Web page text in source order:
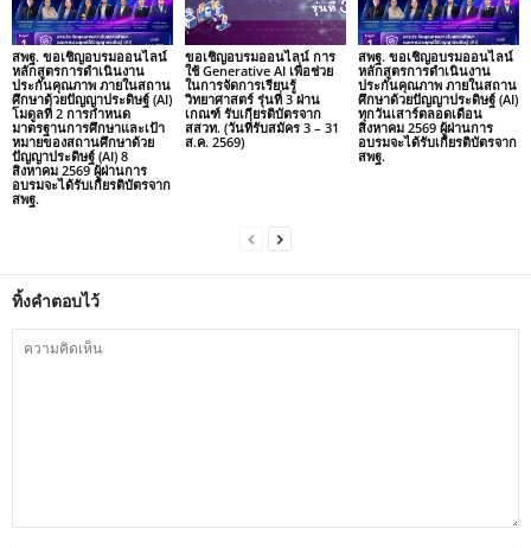
สพฐ. ขอเชิญอบรมออนไลน์
หลักสูตรการดำเนินงาน
ประกันคุณภาพ ภายในสถาน
ศึกษาด้วยปัญญาประดิษฐ์ (AI)
โมดูลที่ 2 การกำหนด
มาตรฐานการศึกษาและเป้า
หมายของสถานศึกษาด้วย
ปัญญาประดิษฐ์ (AI) 8
สิงหาคม 2569 ผู้ผ่านการ
อบรมจะได้รับเกียรติบัตรจาก
สพฐ.
ขอเชิญอบรมออนไลน์ การ
ใช้ Generative AI เพื่อช่วย
ในการจัดการเรียนรู้
วิทยาศาสตร์ รุ่นที่ 3 ผ่าน
เกณฑ์ รับเกียรติบัตรจาก
สสวท. (วันที่รับสมัคร 3 – 31
ส.ค. 2569)
สพฐ. ขอเชิญอบรมออนไลน์
หลักสูตรการดำเนินงาน
ประกันคุณภาพ ภายในสถาน
ศึกษาด้วยปัญญาประดิษฐ์ (AI)
ทุกวันเสาร์ตลอดเดือน
สิงหาคม 2569 ผู้ผ่านการ
อบรมจะได้รับเกียรติบัตรจาก
สพฐ.
ทิ้งคำตอบไว้